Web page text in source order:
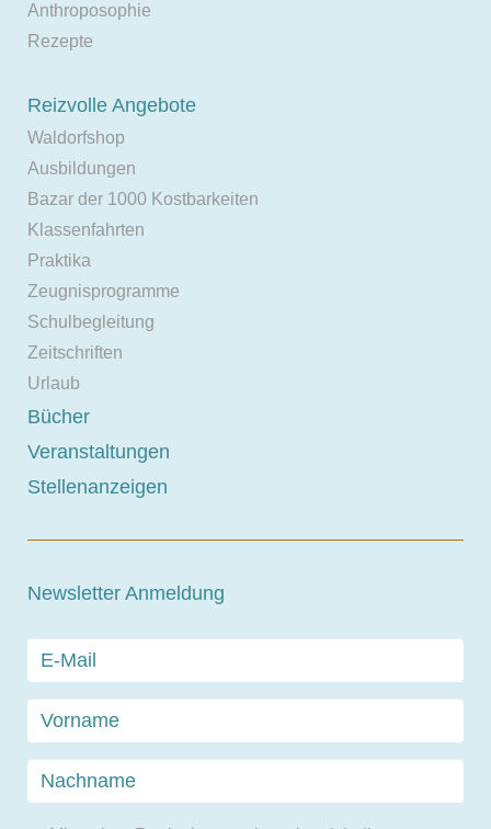
Anthroposophie
Rezepte
Reizvolle Angebote
Waldorfshop
Ausbildungen
Bazar der 1000 Kostbarkeiten
Klassenfahrten
Praktika
Zeugnisprogramme
Schulbegleitung
Zeitschriften
Urlaub
Bücher
Veranstaltungen
Stellenanzeigen
Newsletter Anmeldung